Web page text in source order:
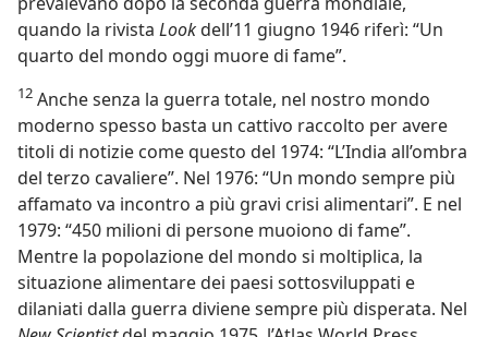
quando la rivista Lookdell’11 giugno 1946 riferì: “Un
quarto del mondo oggi muore di fame”.
12 Anche senza la guerra totale, nel nostro mondo
moderno spesso basta un cattivo raccolto per avere
titoli di notizie come questo del 1974: “L’India all’ombra
del terzo cavaliere”. Nel 1976: “Un mondo sempre più
affamato va incontro a più gravi crisi alimentari”. E nel
1979: “450 milioni di persone muoiono di fame”.
Mentre la popolazione del mondo si moltiplica, la
situazione alimentare dei paesi sottosviluppati e
dilaniati dalla guerra diviene sempre più disperata. Nel